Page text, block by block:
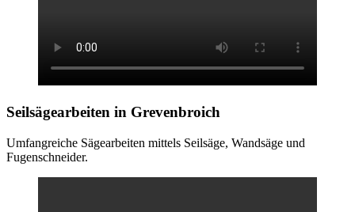
Seilsägearbeiten in Grevenbroich
Umfangreiche Sägearbeiten mittels Seilsäge, Wandsäge und
Fugenschneider.